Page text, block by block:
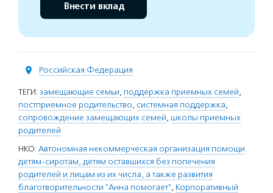
Внести вклад
Российская Федерация
ТЕГИ: замещающие семьи, поддержка приемных семей,
постприемное родительство, системная поддержка,
сопровождение замещающих семей, школы приемных
родителей
НКО: Автономная некоммерческая организация помощи
детям-сиротам, детям оставшихся без попечения
родителей и лицам из их числа, а также развития
благотворительности "Анна помогает", Корпоративный